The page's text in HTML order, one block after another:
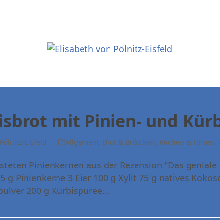
mit Pinien- und
Eisfeld Allgemein, Brot & Brötchen, Kuchen & Torten,
Pinienkernen aus der Rezension "Das
g Pinienkerne 3 Eier 100 g Xylit 75 g natives
200 g Kürbispüree…